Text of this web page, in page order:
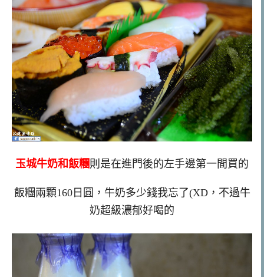
玉城牛奶和飯糰則是在進門後的左手邊第一間買的
飯糰兩顆160日圓，牛奶多少錢我忘了(XD，不過牛
奶超級濃郁好喝的